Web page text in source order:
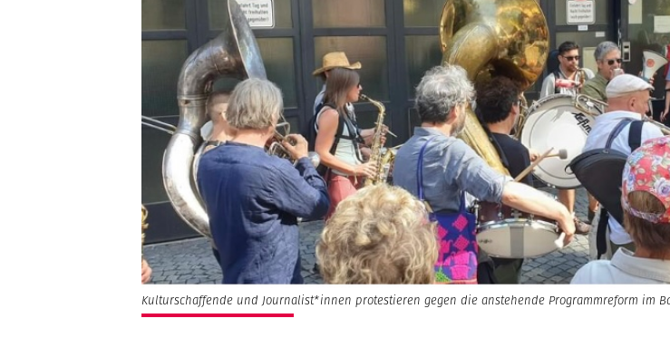
Kulturschaffende und Journalist*innen protestieren gegen die anstehende Programmreform im